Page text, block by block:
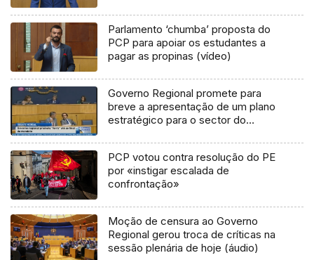
Parlamento ‘chumba’ proposta do
PCP para apoiar os estudantes a
pagar as propinas (vídeo)
Governo Regional promete para
breve a apresentação de um plano
estratégico para o sector do
PCP votou contra resolução do PE
por «instigar escalada de
confrontação»
Moção de censura ao Governo
Regional gerou troca de críticas na
sessão plenária de hoje (áudio)